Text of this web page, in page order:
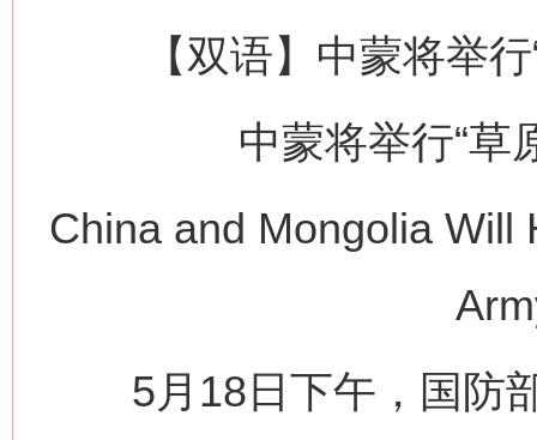
【双语】中蒙将举行“
中蒙将举行“草
China and Mongolia Will
5月18日下午，国防部